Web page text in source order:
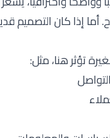
أما إذا كان التصميم
تؤثر هنا، مثل: